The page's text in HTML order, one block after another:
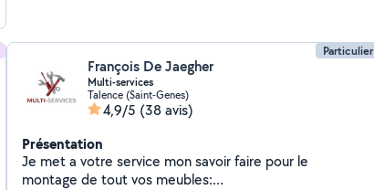
Particulier
François De Jaegher
Multi-services
Talence (Saint-Genes)
4,9/5 (38 avis)
Présentation
Je met a votre service mon savoir faire pour le
montage de tout vos meubles: